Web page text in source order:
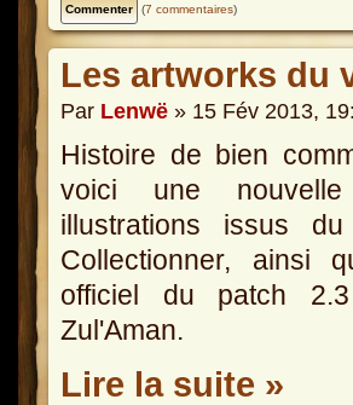
(7 commentaires)
Les artworks du
Par Lenwë » 15 Fév 2013,
Histoire de bien
voici une
illustrations issus
Collectionner, ainsi
officiel du patch
Zul'Aman.
Lire la suite »